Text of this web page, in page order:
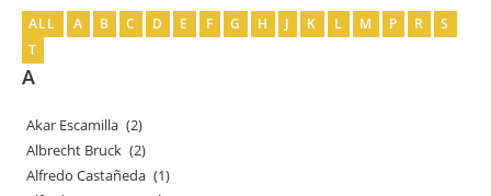
ALL A B C D E F G H J K L M P R
S
T
A
Akar Escamilla (2)
Albrecht Bruck (2)
Alfredo Castañeda (1)